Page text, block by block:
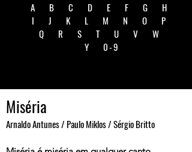
A B C D E F G
H
I
J K L M N O
P
Q
R S T U V
W
Y
0-9
Miséria
Arnaldo Antunes / Paulo Miklos / Sérgio Britto